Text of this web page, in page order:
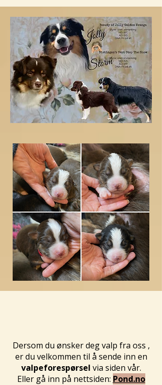
Dersom du ønsker deg valp fra oss ,
er du velkommen til å sende inn en
valpeforespørsel via siden vår.
Eller gå inn på nettsiden: Pond.no